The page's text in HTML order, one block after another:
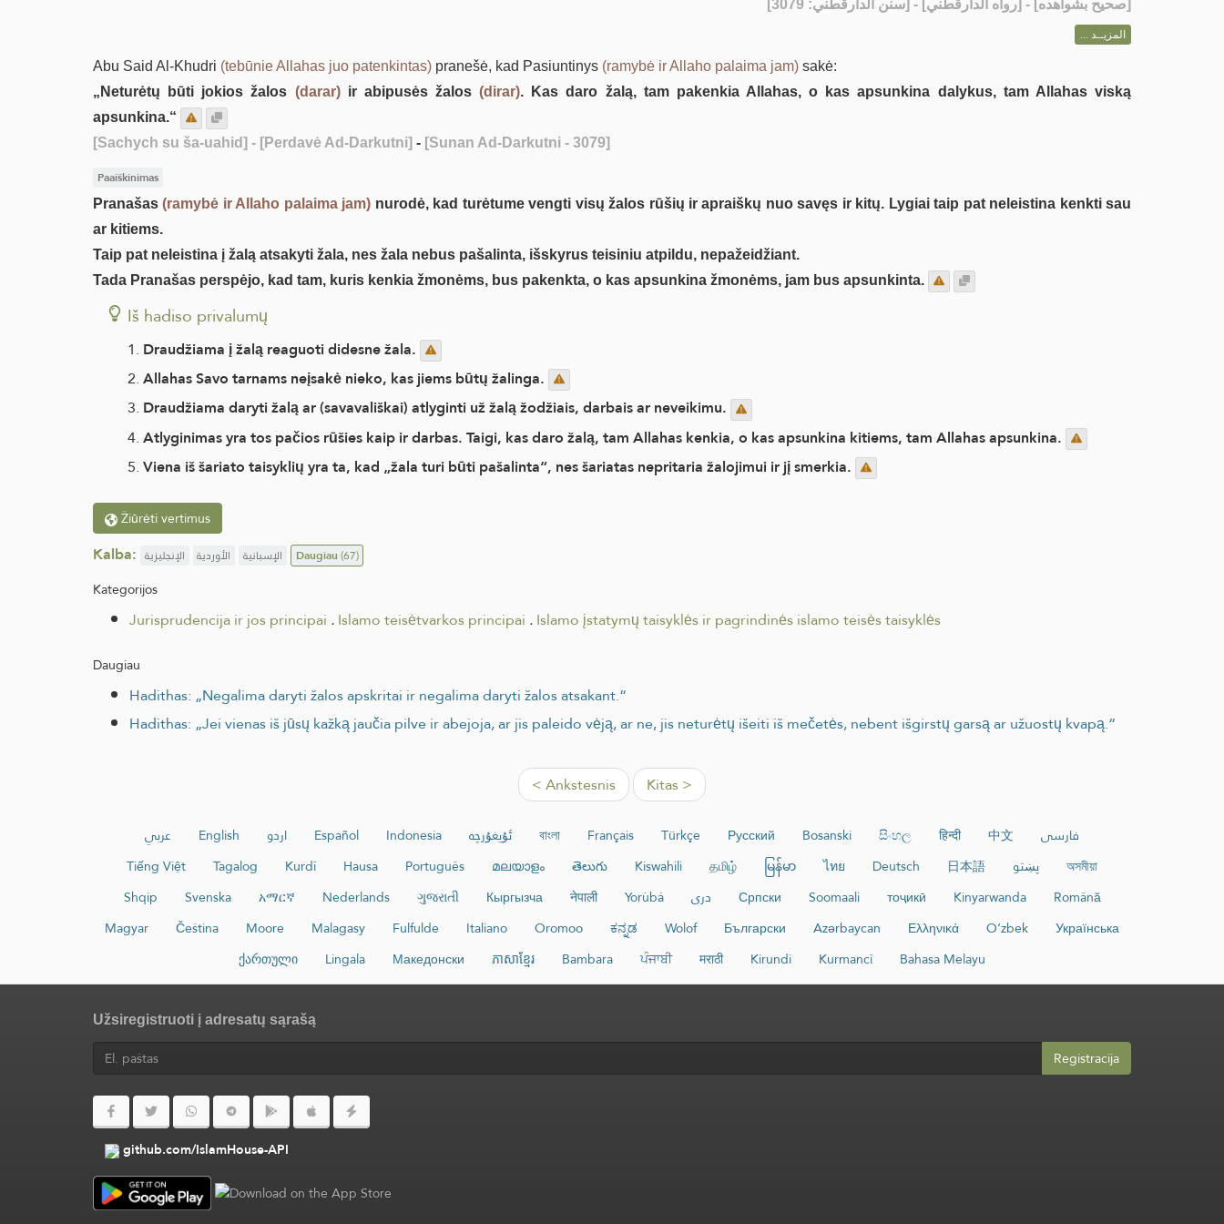
صحيح بشواهده ] - [رواه الدارقطني] - [سنن الدارقطني: 3079]
المزيــد ...
Abu Said Al-Khudri (tebūnie Allahas juo patenkintas) pranešė, kad Pasiuntinys (ramybė ir Allaho palaima jam) sakė:
„Neturėtų būti jokios žalos (darar)ir abipusės žalos(dirar). Kas daro žalą, tam pakenkia Allahas, o kas apsunkina dalykus, tam Allahas viską
apsunkina.“
[Sachych su ša-uahid] - [Perdavė Ad-Darkutni] - [Sunan Ad-Darkutni - 3079]
Paaiškinimas
Pranašas(ramybė ir Allaho palaima jam) nurodė, kad turėtume vengti visų žalos rūšių ir apraiškų nuo savęs ir kitų. Lygiai taip pat neleistina kenkti sau
ar kitiems.
Taip pat neleistina į žalą atsakyti žala, nes žala nebus pašalinta, išskyrus teisiniu atpildu, nepažeidžiant.
Tada Pranašas perspėjo, kad tam, kuris kenkia žmonėms, bus pakenkta, o kas apsunkina žmonėms, jam bus apsunkinta.
Iš hadiso privalumų
Draudžiama į žalą reaguoti didesne žala.
Allahas Savo tarnams neįsakė nieko, kas jiems būtų žalinga.
Draudžiama daryti žalą ar (savavališkai) atlyginti už žalą žodžiais, darbais ar neveikimu.
Atlyginimas yra tos pačios rūšies kaip ir darbas. Taigi, kas daro žalą, tam Allahas kenkia, o kas apsunkina kitiems, tam Allahas apsunkina.
Viena iš šariato taisyklių yra ta, kad „žala turi būti pašalinta“, nes šariatas nepritaria žalojimui ir jį smerkia.
Žiūrėti vertimus
Kalba: الإنجليزية الأوردية الإسبانية Daugiau(67)
Kategorijos
Jurisprudencija ir jos principai .Islamo teisėtvarkos principai .Islamo įstatymų taisyklės ir pagrindinės islamo teisės taisyklės
Daugiau
Hadithas: „Negalima daryti žalos apskritai ir negalima daryti žalos atsakant.“
Hadithas: „Jei vienas iš jūsų kažką jaučia pilve ir abejoja, ar jis paleido vėją, ar ne, jis neturėtų išeiti iš mečetės, nebent išgirstų garsą ar užuostų kvapą.“
< Ankstesnis Kitas >
عربي English اردو Español Indonesia ئۇيغۇرچە বাংলা Français Türkçe Русский Bosanski සිංහල हिन्दी 中文
فارسی
Tiếng Việt
Tagalog Kurdî Hausa Português മലയാളം తెలుగు Kiswahili தமிழ் မြန်မာ ไทย Deutsch 日本語 پښتو
অসমীয়া
Shqip
Svenska አማርኛ Nederlands ગુજરાતી Кыргызча नेपाली Yorùbá دری Српски Soomaali тоҷикӣ Kinyarwanda
Română
Magyar
Čeština Moore Malagasy Fulfulde Italiano Oromoo ಕನ್ನಡ Wolof Български Azərbaycan Ελληνικά O‘zbek
Українська
ქართული
Lingala Македонски ភាសាខ្មែរ Bambara ਪੰਜਾਬੀ मराठी Kirundi Kurmancî Bahasa Melayu
Užsiregistruoti į adresatų sąrašą
Registracija
github.com/IslamHouse-API